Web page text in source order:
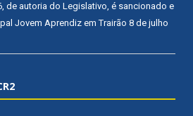
de autoria do Legislativo, é sancionado e
Jovem Aprendiz em Trairão 8 de julho